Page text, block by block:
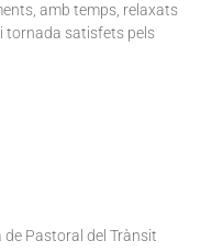
amb temps, relaxats
tornada satisfets pels
de Pastoral del Trànsit